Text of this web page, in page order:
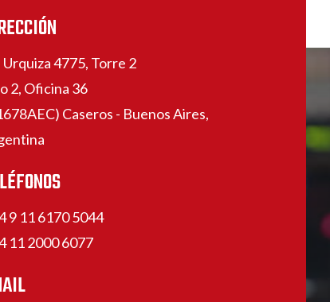
Urquiza 4775, Torre 2
2, Oficina 36
Caseros - Buenos Aires,
9 11 6170 5044
11 2000 6077